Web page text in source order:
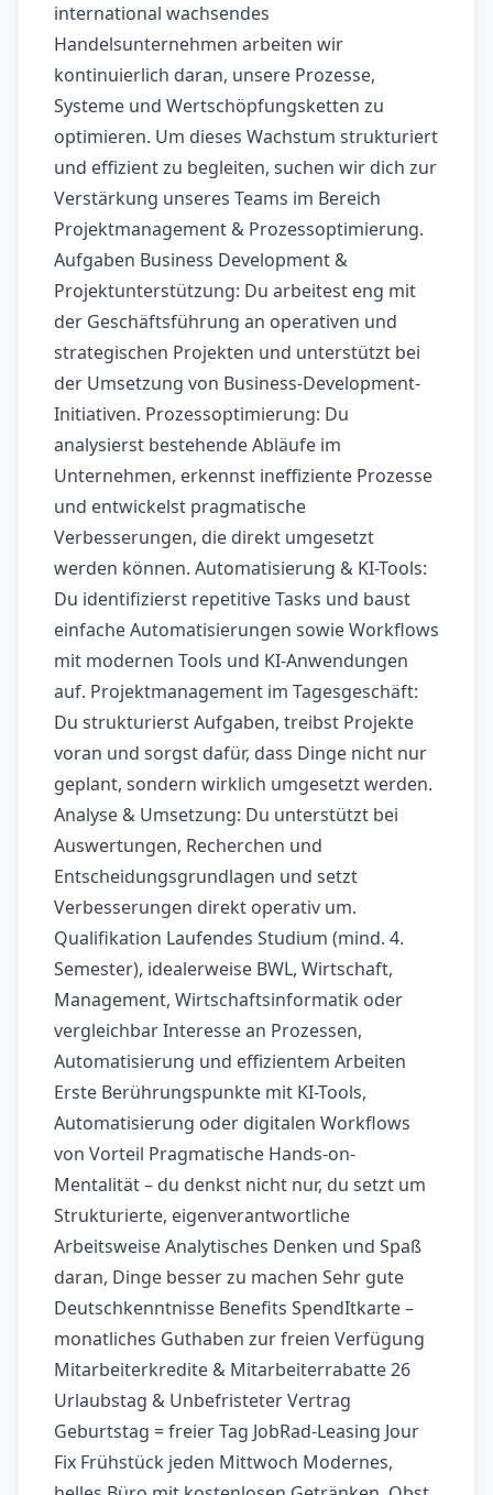
international wachsendes
Handelsunternehmen arbeiten wir
kontinuierlich daran, unsere Prozesse,
Systeme und Wertschöpfungsketten zu
optimieren. Um dieses Wachstum strukturiert
und effizient zu begleiten, suchen wir dich zur
Verstärkung unseres Teams im Bereich
Projektmanagement & Prozessoptimierung.
Aufgaben Business Development &
Projektunterstützung: Du arbeitest eng mit
der Geschäftsführung an operativen und
strategischen Projekten und unterstützt bei
der Umsetzung von Business-Development-
Initiativen. Prozessoptimierung: Du
analysierst bestehende Abläufe im
Unternehmen, erkennst ineffiziente Prozesse
und entwickelst pragmatische
Verbesserungen, die direkt umgesetzt
werden können. Automatisierung & KI-Tools:
Du identifizierst repetitive Tasks und baust
einfache Automatisierungen sowie Workflows
mit modernen Tools und KI-Anwendungen
auf. Projektmanagement im Tagesgeschäft:
Du strukturierst Aufgaben, treibst Projekte
voran und sorgst dafür, dass Dinge nicht nur
geplant, sondern wirklich umgesetzt werden.
Analyse & Umsetzung: Du unterstützt bei
Auswertungen, Recherchen und
Entscheidungsgrundlagen und setzt
Verbesserungen direkt operativ um.
Qualifikation Laufendes Studium (mind. 4.
Semester), idealerweise BWL, Wirtschaft,
Management, Wirtschaftsinformatik oder
vergleichbar Interesse an Prozessen,
Automatisierung und effizientem Arbeiten
Erste Berührungspunkte mit KI-Tools,
Automatisierung oder digitalen Workflows
von Vorteil Pragmatische Hands-on-
Mentalität – du denkst nicht nur, du setzt um
Strukturierte, eigenverantwortliche
Arbeitsweise Analytisches Denken und Spaß
daran, Dinge besser zu machen Sehr gute
Deutschkenntnisse Benefits SpendItkarte –
monatliches Guthaben zur freien Verfügung
Mitarbeiterkredite & Mitarbeiterrabatte 26
Urlaubstag & Unbefristeter Vertrag
Geburtstag = freier Tag JobRad-Leasing Jour
Fix Frühstück jeden Mittwoch Modernes,